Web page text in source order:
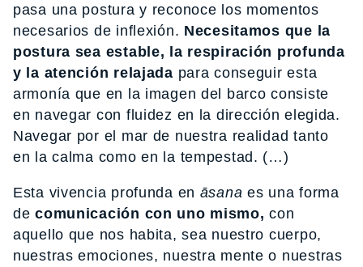
pasa una postura y reconoce los momentos
necesarios de inflexión. Necesitamos que la
postura sea estable, la respiración profunda
y la atención relajada para conseguir esta
armonía que en la imagen del barco consiste
en navegar con fluidez en la dirección elegida.
Navegar por el mar de nuestra realidad tanto
en la calma como en la tempestad. (…)
Esta vivencia profunda en āsana es una forma
decomunicación con uno mismo, con
aquello que nos habita, sea nuestro cuerpo,
nuestras emociones, nuestra mente o nuestras